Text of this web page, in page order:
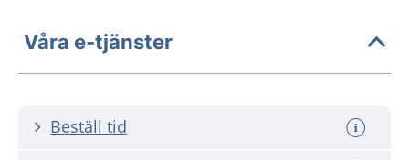
Våra e-tjänster
Beställ tid